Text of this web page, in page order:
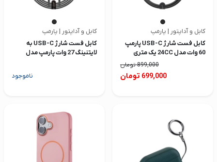
کابل و آداپتور | پارمپ
کابل فست شارژ USB-C پارمپ
60 وات مدل 24CC یک متری
899,000تومان
699,000 تومان
کابل و آداپتور | پارمپ
کابل فست شارژ USB-C به
لایتنینگ 27 وات پارمپ مدل
ناموجود